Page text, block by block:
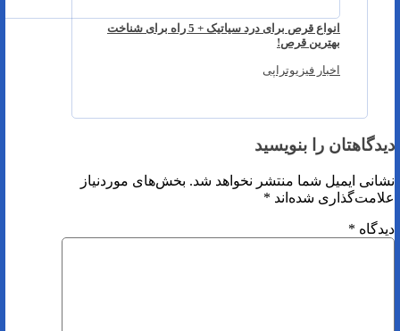
انواع قرص برای درد سیاتیک + 5 راه برای شناخت
بهترین قرص!
اخبار فیزیوتراپی
دیدگاهتان را بنویسید
نشانی ایمیل شما منتشر نخواهد شد. بخش‌های موردنیاز
علامت‌گذاری شده‌اند *
دیدگاه *